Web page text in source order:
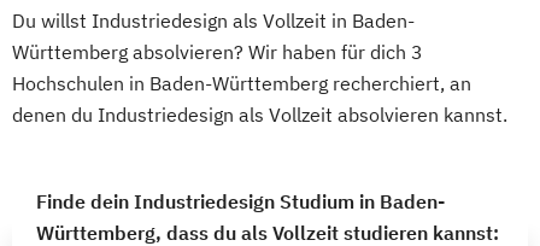
Du willst Industriedesign als Vollzeit in Baden-
Württemberg absolvieren? Wir haben für dich 3
Hochschulen in Baden-Württemberg recherchiert, an
denen du Industriedesign als Vollzeit absolvieren kannst.
Finde dein Industriedesign Studium in Baden-
Württemberg, dass du als Vollzeit studieren kannst: